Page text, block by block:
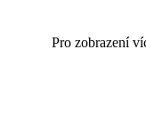
Pro zobrazení